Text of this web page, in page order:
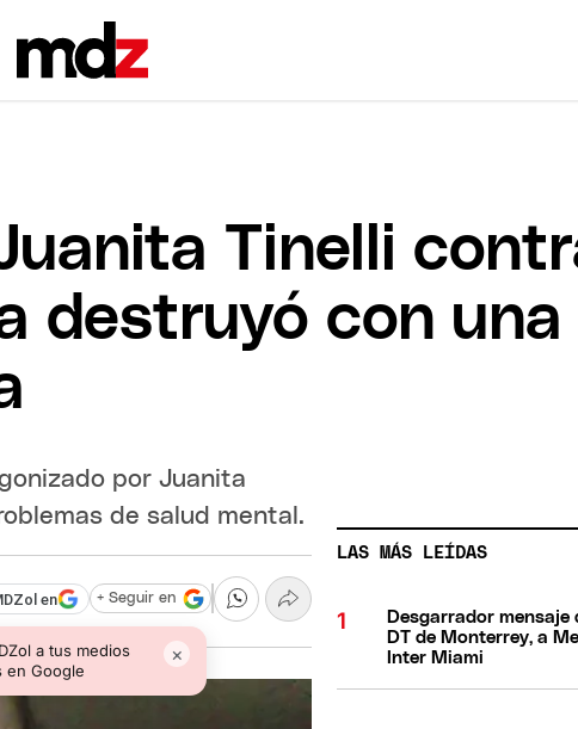
Tinelli
destruyó con una
por Juanita
de salud mental.
en
a tus medios
en Google
×
+ Seguir en
LAS MÁS LEÍDAS
Desgarrador mensaje
DT de Monterrey, a
Inter Miami